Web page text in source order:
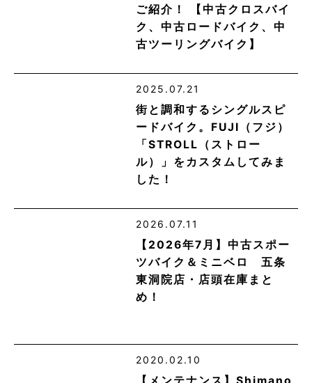
ご紹介！ 【中古クロスバイ
ク、中古ロードバイク、中
古ツーリングバイク】
2025.07.21
街と調和するシングルスピ
ードバイク。FUJI（フジ）
「STROLL（ストロー
ル）」をカスタムしてみま
した！
2026.07.11
【2026年7月】中古スポー
ツバイク＆ミニベロ 五条
東洞院店・店頭在庫まと
め！
2020.02.10
【メンテナンス】Shimano